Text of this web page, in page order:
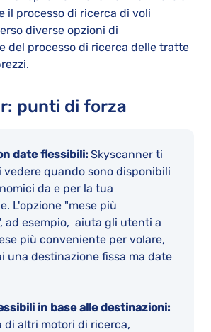
il processo di ricerca di voli
diverse opzioni di
del processo di ricerca delle tratte
punti di forza
date flessibili: Skyscanner ti
vedere quando sono disponibili
da e per la tua
L'opzione "mese più
ad esempio, aiuta gli utenti a
più conveniente per volare,
una destinazione fissa ma date
in base alle destinazioni:
di altri motori di ricerca,